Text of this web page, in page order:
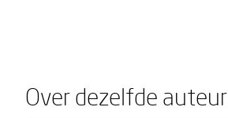
Over dezelfde auteur